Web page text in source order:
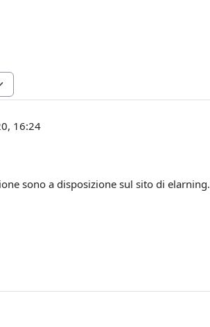
16:24
sono a disposizione sul sito di elarning.